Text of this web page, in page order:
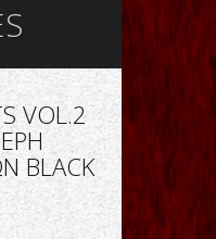
VOL.2
BLACK